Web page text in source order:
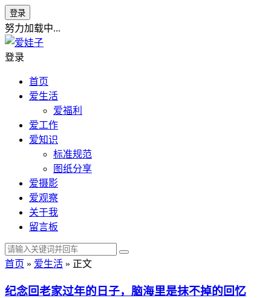
登录
努力加载中...
登录
首页
爱生活
爱福利
爱工作
爱知识
标准规范
图纸分享
爱摄影
爱观察
关于我
留言板
首页 » 爱生活 » 正文
纪念回老家过年的日子，脑海里是抹不掉的回忆